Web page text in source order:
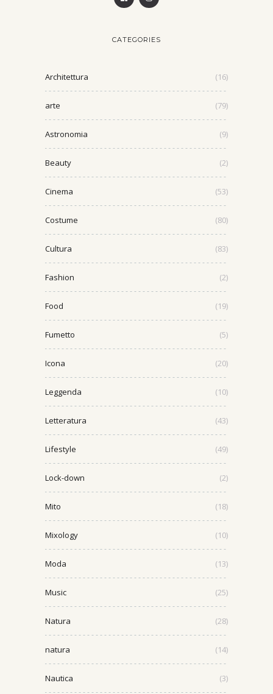
CATEGORIES
Architettura (16)
arte (79)
Astronomia (9)
Beauty (2)
Cinema (53)
Costume (80)
Cultura (83)
Fashion (2)
Food (19)
Fumetto (5)
Icona (20)
Leggenda (10)
Letteratura (43)
Lifestyle (49)
Lock-down (2)
Mito (18)
Mixology (10)
Moda (13)
Music (25)
Natura (28)
natura (14)
Nautica (3)